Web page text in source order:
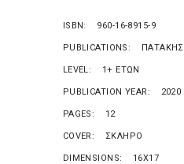
ISBN 960-16-8915-9
PUBLICATIONS ΠΑΤΑΚΗΣ
LEVEL 1+ ΕΤΩΝ
PUBLICATION YEAR 2020
PAGES 12
COVER ΣΚΛΗΡΟ
DIMENSIONS 16X17